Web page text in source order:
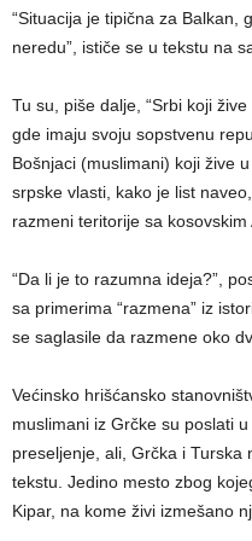
“Situacija je tipična za Balkan,
neredu”, ističe se u tekstu na
Tu su, piše dalje, “Srbi koji
gde imaju svoju sopstvenu
Bošnjaci (muslimani) koji žive
srpske vlasti, kako je list
razmeni teritorije sa kosovskim
“Da li je to razumna ideja?”,
sa primerima “razmena” iz
se saglasile da razmene oko
Većinsko hrišćansko
muslimani iz Grčke su poslati
preseljenje, ali, Grčka i
tekstu. Jedino mesto zbog
Kipar, na kome živi izmešano